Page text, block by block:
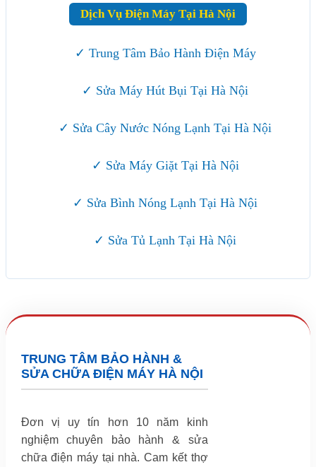
Dịch Vụ Điện Máy Tại Hà Nội
✓ Trung Tâm Bảo Hành Điện Máy
✓ Sửa Máy Hút Bụi Tại Hà Nội
✓ Sửa Cây Nước Nóng Lạnh Tại Hà Nội
✓ Sửa Máy Giặt Tại Hà Nội
✓ Sửa Bình Nóng Lạnh Tại Hà Nội
✓ Sửa Tủ Lạnh Tại Hà Nội
TRUNG TÂM BẢO HÀNH &
SỬA CHỮA ĐIỆN MÁY HÀ NỘI
Đơn vị uy tín hơn 10 năm kinh
nghiệm chuyên bảo hành & sửa
chữa điện máy tại nhà. Cam kết thợ